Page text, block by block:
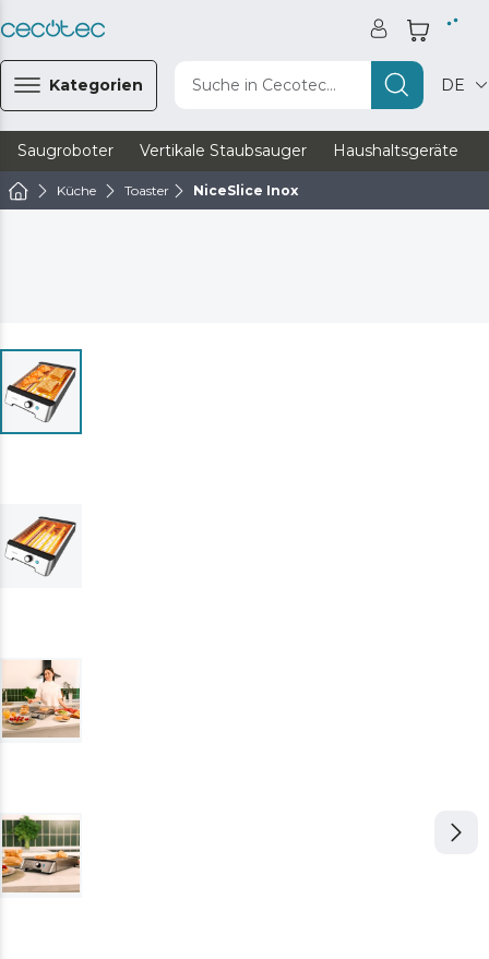
Kategorien Suche in Cecotec... DE
Saugroboter Vertikale Staubsauger Haushaltsgeräte
Küche Toaster NiceSlice Inox